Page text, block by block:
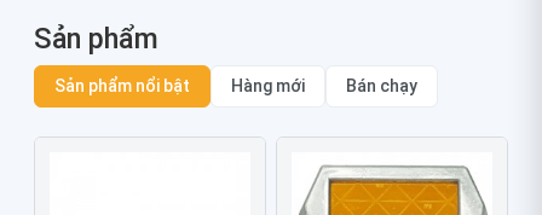
Sản phẩm
Sản phẩm nổi bật Hàng mới Bán chạy